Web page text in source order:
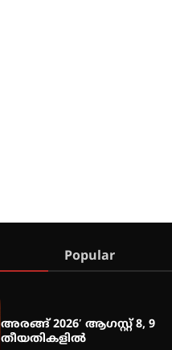
Popular
അരങ്ങ് 2026′ ആഗസ്റ്റ് 8, 9
തീയതികളിൽ